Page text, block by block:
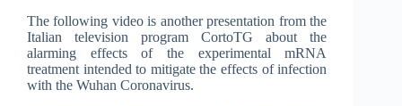
The following video is another presentation from the
Italian television program CortoTG about the
alarming effects of the experimental mRNA
treatment intended to mitigate the effects of infection
with the Wuhan Coronavirus.